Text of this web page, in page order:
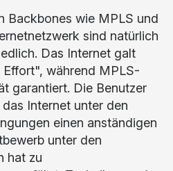
Backbones wie MPLS und
sind natürlich
Das Internet galt
während MPLS-
garantiert. Die Benutzer
Internet unter den
einen anständigen
unter den
hat zu